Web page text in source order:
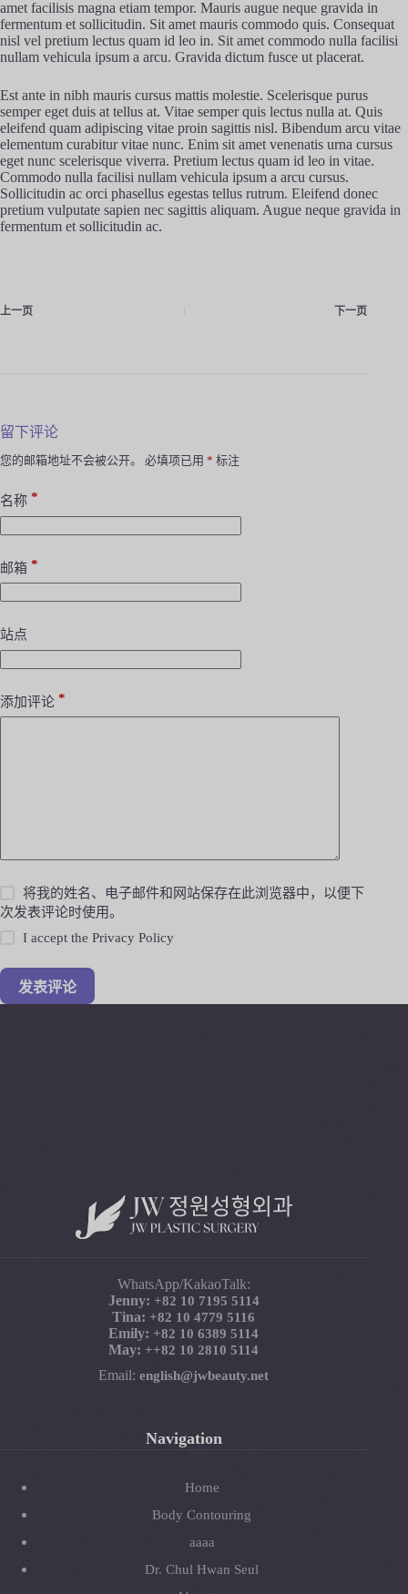
amet facilisis magna etiam tempor. Mauris augue neque gravida in
fermentum et sollicitudin. Sit amet mauris commodo quis. Consequat
nisl vel pretium lectus quam id leo in. Sit amet commodo nulla facilisi
nullam vehicula ipsum a arcu. Gravida dictum fusce ut placerat.
Est ante in nibh mauris cursus mattis molestie. Scelerisque purus
semper eget duis at tellus at. Vitae semper quis lectus nulla at. Quis
eleifend quam adipiscing vitae proin sagittis nisl. Bibendum arcu vitae
elementum curabitur vitae nunc. Enim sit amet venenatis urna cursus
eget nunc scelerisque viverra. Pretium lectus quam id leo in vitae.
Commodo nulla facilisi nullam vehicula ipsum a arcu cursus.
Sollicitudin ac orci phasellus egestas tellus rutrum. Eleifend donec
pretium vulputate sapien nec sagittis aliquam. Augue neque gravida in
fermentum et sollicitudin ac.
上一页 下一页
留下评论
您的邮箱地址不会被公开。 必填项已用 * 标注
名称 *
邮箱 *
站点
添加评论 *
将我的姓名、电子邮件和网站保存在此浏览器中，以便下
次发表评论时使用。
I accept thePrivacy Policy
发表评论
WhatsApp/KakaoTalk:
Jenny: +82 10 7195 5114
Tina: +82 10 4779 5116
Emily: +82 10 6389 5114
May: ++82 10 2810 5114
Email:english@jwbeauty.net
Navigation
Home
Body Contouring
aaaa
Dr. Chul Hwan Seul